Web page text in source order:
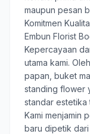
maupun pesan
Komitmen
Embun Florist
Kepercayaan
utama kami.
papan, buket
standing flower
standar estetika
Kami menjamin
baru dipetik